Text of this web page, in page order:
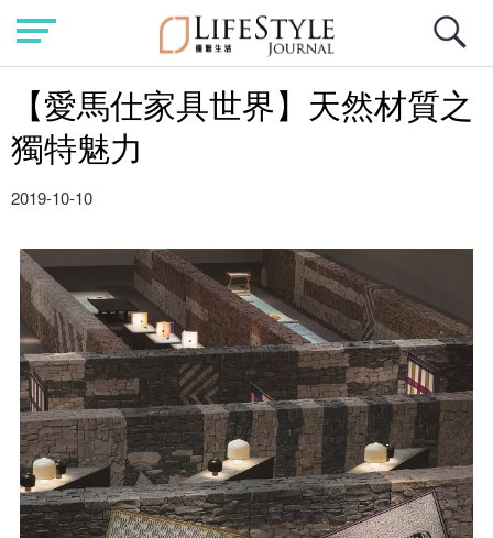
【愛馬仕家具世界】天然材質之
獨特魅力
2019-10-10